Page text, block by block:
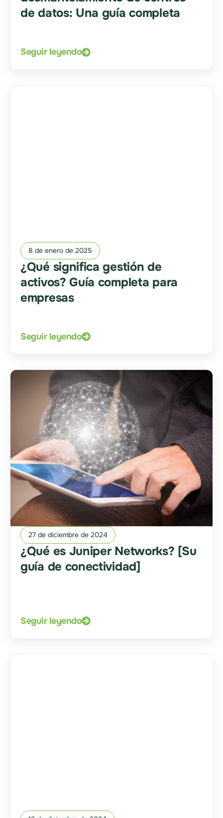
de datos: Una guía completa
Seguir leyendo
8 de enero de 2025
¿Qué significa gestión de
activos? Guía completa para
empresas
Seguir leyendo
27 de diciembre de 2024
¿Qué es Juniper Networks? [Su
guía de conectividad]
Seguir leyendo